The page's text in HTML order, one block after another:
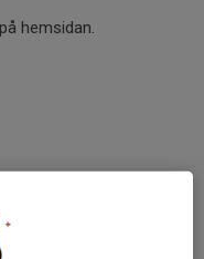
hemsidan.